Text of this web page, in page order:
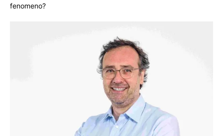
fenomeno?